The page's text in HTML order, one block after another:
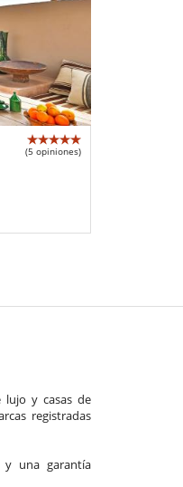
(5 opiniones)
lujo y casas de
registradas
y una garantía